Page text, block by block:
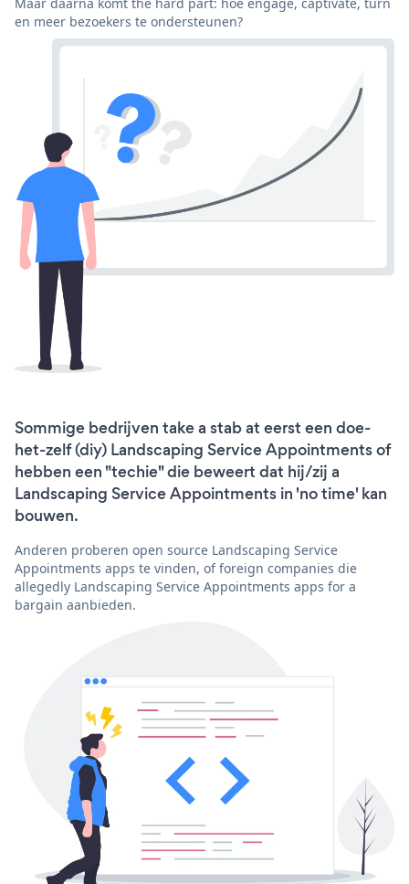
en meer bezoekers te ondersteunen?
Sommige bedrijven take a stab at eerst een doe-
het-zelf (diy) Landscaping Service Appointments of
hebben een "techie" die beweert dat hij/zij a
Landscaping Service Appointments in 'no time' kan
bouwen.
Anderen proberen open source Landscaping Service
Appointments apps te vinden, of foreign companies die
allegedly Landscaping Service Appointments apps for a
bargain aanbieden.